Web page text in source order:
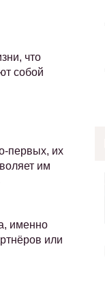
что
собой
первых, их
им
именно
или